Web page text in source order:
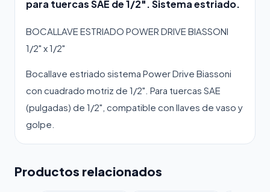
para tuercas SAE de 1/2". Sistema estriado.
BOCALLAVE ESTRIADO POWER DRIVE BIASSONI
1/2" x 1/2"
Bocallave estriado sistema Power Drive Biassoni
con cuadrado motriz de 1/2". Para tuercas SAE
(pulgadas) de 1/2", compatible con llaves de vaso y
golpe.
Productos relacionados